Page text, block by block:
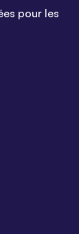
pour les